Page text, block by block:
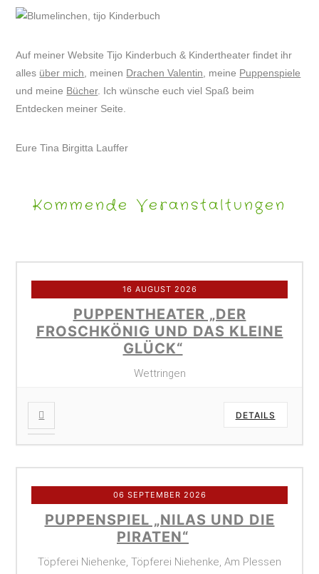
Auf meiner Website Tijo Kinderbuch & Kindertheater findet ihr
alles über mich , meinen Drachen Valentin , meine Puppenspiele
und meine Bücher. Ich wünsche euch viel Spaß beim
Entdecken meiner Seite.
Eure Tina Birgitta Lauffer
Kommende Veranstaltungen
16 AUGUST 2026
PUPPENTHEATER „DER
FROSCHKÖNIG UND DAS KLEINE
GLÜCK“
Wettringen
DETAILS
06 SEPTEMBER 2026
PUPPENSPIEL „NILAS UND DIE
PIRATEN“
Töpferei Niehenke, Töpferei Niehenke, Am Plessen